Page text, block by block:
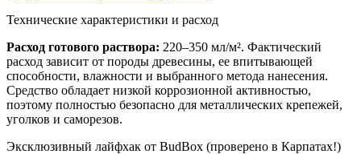
Технические характеристики и расход
Расход готового раствора: 220–350 мл/м². Фактический
расход зависит от породы древесины, ее впитывающей
способности, влажности и выбранного метода нанесения.
Средство обладает низкой коррозионной активностью,
поэтому полностью безопасно для металлических крепежей,
уголков и саморезов.
Эксклюзивный лайфхак от BudBox (проверено в Карпатах!)